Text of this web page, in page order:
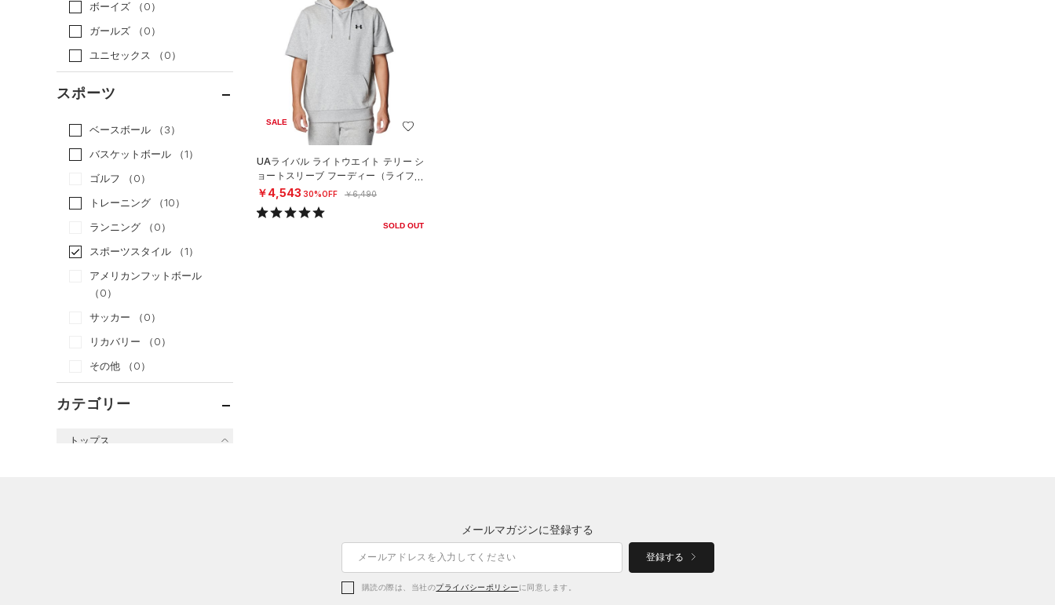
ボーイズ
（0）
ガールズ
（0）
ユニセックス
（0）
スポーツ
ベースボール
（3）
バスケットボール
（1）
ゴルフ
（0）
トレーニング
（10）
ランニング
（0）
スポーツスタイル
（1）
アメリカンフットボール
（0）
サッカー
（0）
リカバリー
（0）
その他
（0）
カテゴリー
トップス
SALE
UAライバル ライトウエイト テリー シ
ョートスリーブ フーディー（ライフス
タイル/MEN）
￥4,543 30%OFF ￥6,490
SOLD OUT
メールマガジンに登録する
登録する
購読の際は、当社のプライバシーポリシー に同意します。